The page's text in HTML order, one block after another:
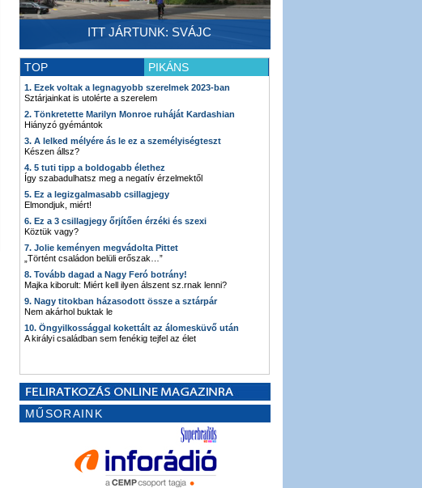
ITT JÁRTUNK: SVÁJC
TOP PIKÁNS
1. Ezek voltak a legnagyobb szerelmek 2023-ban
Sztárjainkat is utolérte a szerelem
2. Tönkretette Marilyn Monroe ruháját Kardashian
Hiányzó gyémántok
3. A lelked mélyére ás le ez a személyiségteszt
Készen állsz?
4. 5 tuti tipp a boldogabb élethez
Így szabadulhatsz meg a negatív érzelmektől
5. Ez a legizgalmasabb csillagjegy
Elmondjuk, miért!
6. Ez a 3 csillagjegy őrjítően érzéki és szexi
Köztük vagy?
7. Jolie keményen megvádolta Pittet
„Történt családon belüli erőszak…”
8. Tovább dagad a Nagy Feró botrány!
Majka kiborult: Miért kell ilyen álszent sz.rnak lenni?
9. Nagy titokban házasodott össze a sztárpár
Nem akárhol buktak le
10. Öngyilkossággal kokettált az álomesküvő után
A királyi családban sem fenékig tejfel az élet
MŰSORAINK